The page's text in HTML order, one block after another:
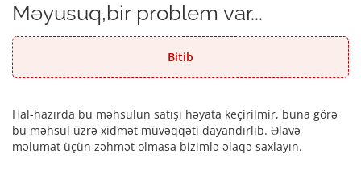
Məyusuq,bir problem var...
Bitib
Hal-hazırda bu məhsulun satışı həyata keçirilmir, buna görə
bu məhsul üzrə xidmət müvəqqəti dayandırlıb. Əlavə
məlumat üçün zəhmət olmasa bizimlə əlaqə saxlayın.